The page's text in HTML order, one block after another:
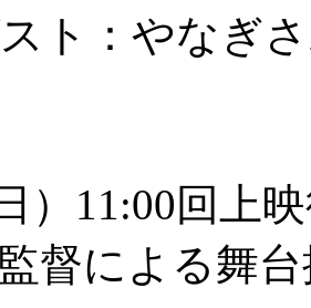
スト：やなぎ
）11:00回上
督による舞